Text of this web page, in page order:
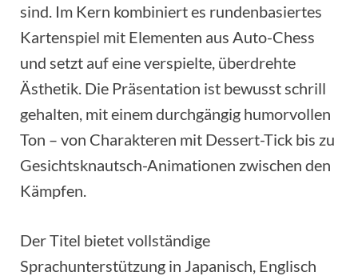
sind. Im Kern kombiniert es rundenbasiertes
Kartenspiel mit Elementen aus Auto-Chess
und setzt auf eine verspielte, überdrehte
Ästhetik. Die Präsentation ist bewusst schrill
gehalten, mit einem durchgängig humorvollen
Ton – von Charakteren mit Dessert-Tick bis zu
Gesichtsknautsch-Animationen zwischen den
Kämpfen.
Der Titel bietet vollständige
Sprachunterstützung in Japanisch, Englisch